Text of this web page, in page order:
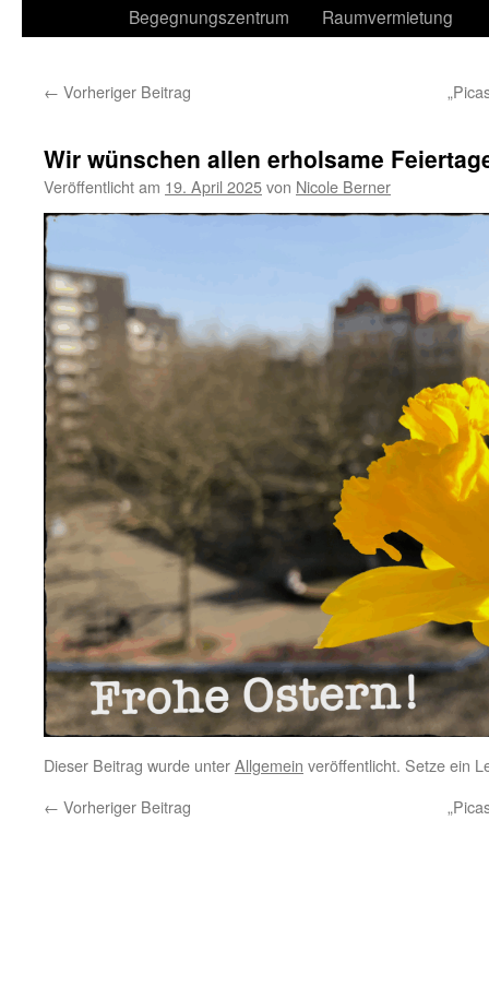
Begegnungszentrum
Raumvermietung
← Vorheriger Beitrag
Wir wünschen allen erholsame
Veröffentlicht am 19. April 2025von Nicole Berner
Dieser Beitrag wurde unterAllgemein veröffentlicht. Setze ein
← Vorheriger Beitrag